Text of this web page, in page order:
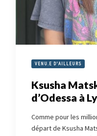
VENU.E D'AILLEURS
Ksusha
d’Odessa à
Comme pour les
départ de Ksusha